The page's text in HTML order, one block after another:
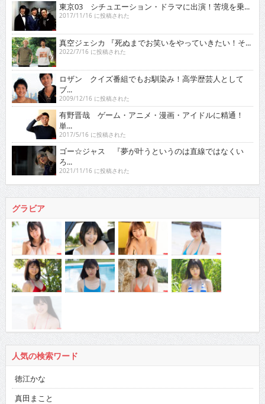
東京03 シチュエーション・ドラマに出演！苦境を乗...
2017/11/16 に投稿された
真空ジェシカ 『死ぬまでお笑いをやっていきたい！そ...
2022/7/16 に投稿された
ロザン クイズ番組でもお馴染み！高学歴芸人として
ブ...
2009/12/16 に投稿された
有野晋哉 ゲーム・アニメ・漫画・アイドルに精通！
単...
2017/5/16 に投稿された
ゴー☆ジャス 『夢が叶うというのは直線ではなくい
ろ...
2021/11/16 に投稿された
グラビア
人気の検索ワード
徳江かな
真田まこと